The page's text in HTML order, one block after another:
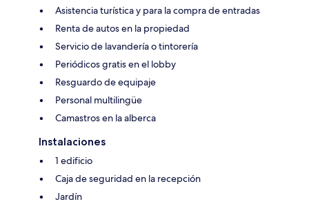
Asistencia turística y para la compra de entradas
Renta de autos en la propiedad
Servicio de lavandería o tintorería
Periódicos gratis en el lobby
Resguardo de equipaje
Personal multilingüe
Camastros en la alberca
Instalaciones
1 edificio
Caja de seguridad en la recepción
Jardín